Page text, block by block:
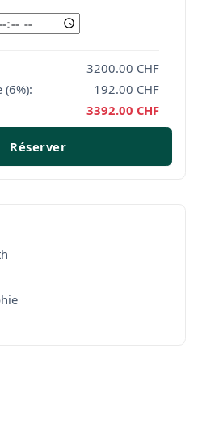
à la fête.
est unique, et nous
pour que chaque
un souvenir inoubliable.
3200.00 CHF
(6%):
192.00 CHF
3392.00 CHF
Réserver